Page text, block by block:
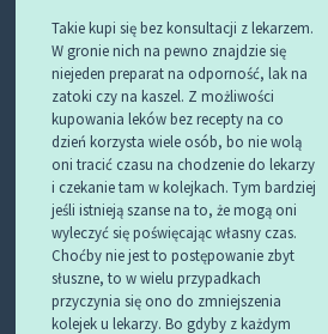
Takie kupi się bez konsultacji z lekarzem.
W gronie nich na pewno znajdzie się
niejeden preparat na odporność, lak na
zatoki czy na kaszel. Z możliwości
kupowania leków bez recepty na co
dzień korzysta wiele osób, bo nie wolą
oni tracić czasu na chodzenie do lekarzy
i czekanie tam w kolejkach. Tym bardziej
jeśli istnieją szanse na to, że mogą oni
wyleczyć się poświęcając własny czas.
Choćby nie jest to postępowanie zbyt
słuszne, to w wielu przypadkach
przyczynia się ono do zmniejszenia
kolejek u lekarzy. Bo gdyby z każdym